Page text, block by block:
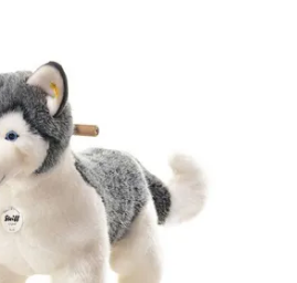
物を見ることはできますか？
ので実物をお見せすることが
と言うことですが、商品はきち
は確実にお届けします。
Y 様 （女性）
たところ「くまの小屋」さ
介され…」